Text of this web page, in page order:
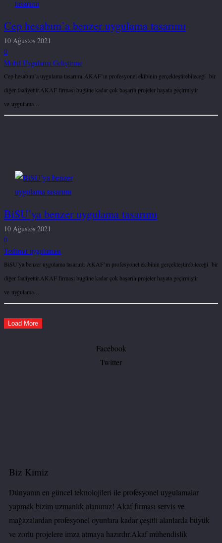
Cep hesabım’a benzer uygulama tasarımı
10 Ağustos 2021
0
Mobil Uygulama Geliştirme
Cep hesabım’a uygulama tasarımı AKAF’ın profesyonel ekibinin gerçekleştirebileceği bir
diğer faaliyettir.AKAF firması bugüne kadar çok başarılı projeler hayata geçirmiştir
ve uygulama…
BiSU’ya benzer uygulama tasarımı
10 Ağustos 2021
0
Teslimat uygulaması
BiSU’ya benzer uygulama tasarımı AKAF’ın profesyonel ekibinin gerçekleştirebileceği bir
diğer faaliyettir.AKAF firması bugüne kadar çok başarılı projeler hayata geçirmiştir
ve uygulama…
Load More
Facebook
Twitter
Biz Kimiz
Dünyanın en güncel teknolojileri ile profesyonel uygulamalar
yapmak bizim uzmanlık alanımız! Akaf firması servis ve
mağazalardan profesyonel oyunlara kadar çeşitli alanlarda büyük
ve zorlu projelere imza atmaya hazırdır.Akaf mühendislik